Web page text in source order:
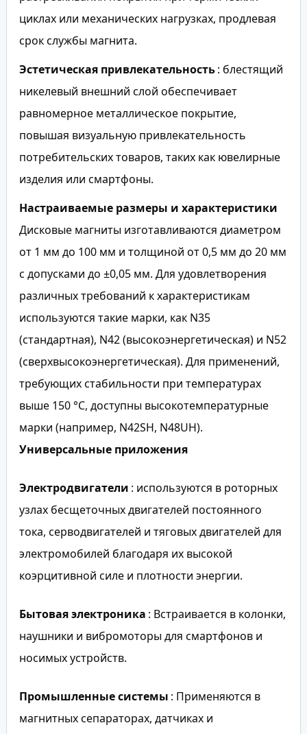
циклах или механических нагрузках, продлевая
срок службы магнита.
Эстетическая привлекательность: блестящий
никелевый внешний слой обеспечивает
равномерное металлическое покрытие,
повышая визуальную привлекательность
потребительских товаров, таких как ювелирные
изделия или смартфоны.
Настраиваемые размеры и характеристики
Дисковые магниты изготавливаются диаметром
от 1 мм до 100 мм и толщиной от 0,5 мм до 20 мм
с допусками до ±0,05 мм. Для удовлетворения
различных требований к характеристикам
используются такие марки, как N35
(стандартная), N42 (высокоэнергетическая) и N52
(сверхвысокоэнергетическая). Для применений,
требующих стабильности при температурах
выше 150 °C, доступны высокотемпературные
марки (например, N42SH, N48UH).
Универсальные приложения
Электродвигатели : используются в роторных
узлах бесщеточных двигателей постоянного
тока, серводвигателей и тяговых двигателей для
электромобилей благодаря их высокой
коэрцитивной силе и плотности энергии.
Бытовая электроника : Встраивается в колонки,
наушники и вибромоторы для смартфонов и
носимых устройств.
Промышленные системы : Применяются в
магнитных сепараторах, датчиках и